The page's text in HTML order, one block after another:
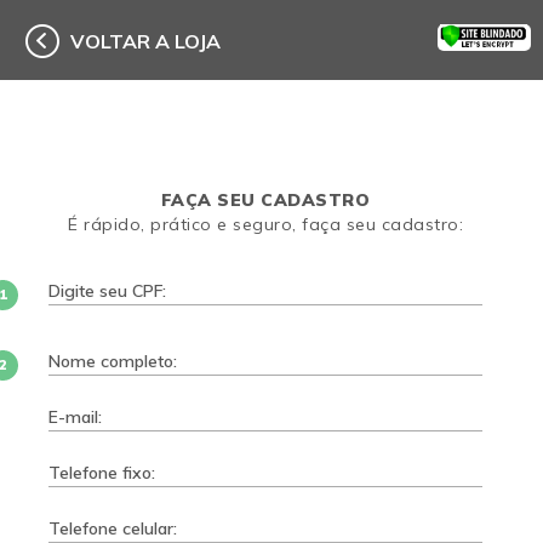
VOLTAR A LOJA
FAÇA SEU CADASTRO
É rápido, prático e seguro, faça seu cadastro:
2